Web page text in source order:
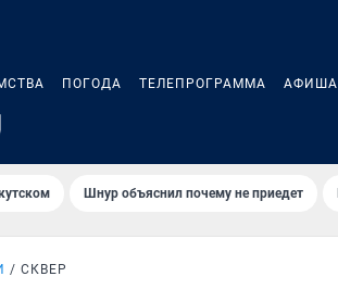
ПОГОДА ТЕЛЕПРОГРАММА АФИША
Шнур объяснил почему не приедет
СКВЕР